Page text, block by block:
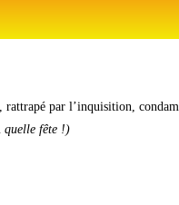
par l’inquisition,
quelle fête !)